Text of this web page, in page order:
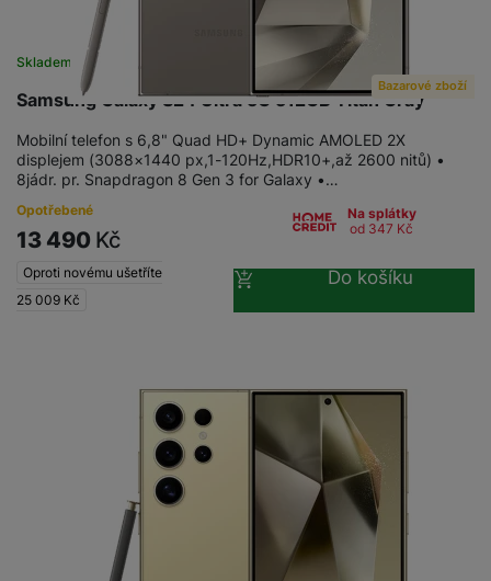
Samsung Galaxy S24 Ultra 5G 512GB Titan Gray
Skladem na prodejně
Bazarové zboží
Mobilní telefon s 6,8" Quad HD+ Dynamic AMOLED 2X
displejem (3088×1440 px,1-120Hz,HDR10+,až 2600 nitů) •
8jádr. pr. Snapdragon 8 Gen 3 for Galaxy •…
Opotřebené
13 490 Kč
Oproti novému ušetříte
25 009 Kč
Na splátky
od 347 Kč
Do košíku